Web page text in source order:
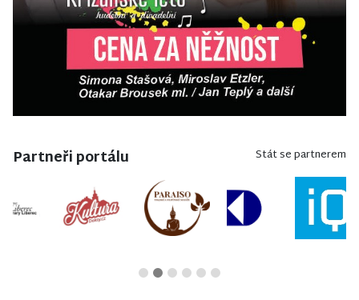
Partneři portálu Stát se partnerem